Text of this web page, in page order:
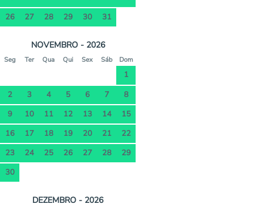
26
27 28 29 30 31
NOVEMBRO - 2026
Seg Ter Qua Qui Sex Sáb Dom
1
2
3 4 5 6 7
8
9
10 11 12 13 14
15
16
17 18 19 20 21
22
23
24 25 26 27 28
29
30
DEZEMBRO - 2026